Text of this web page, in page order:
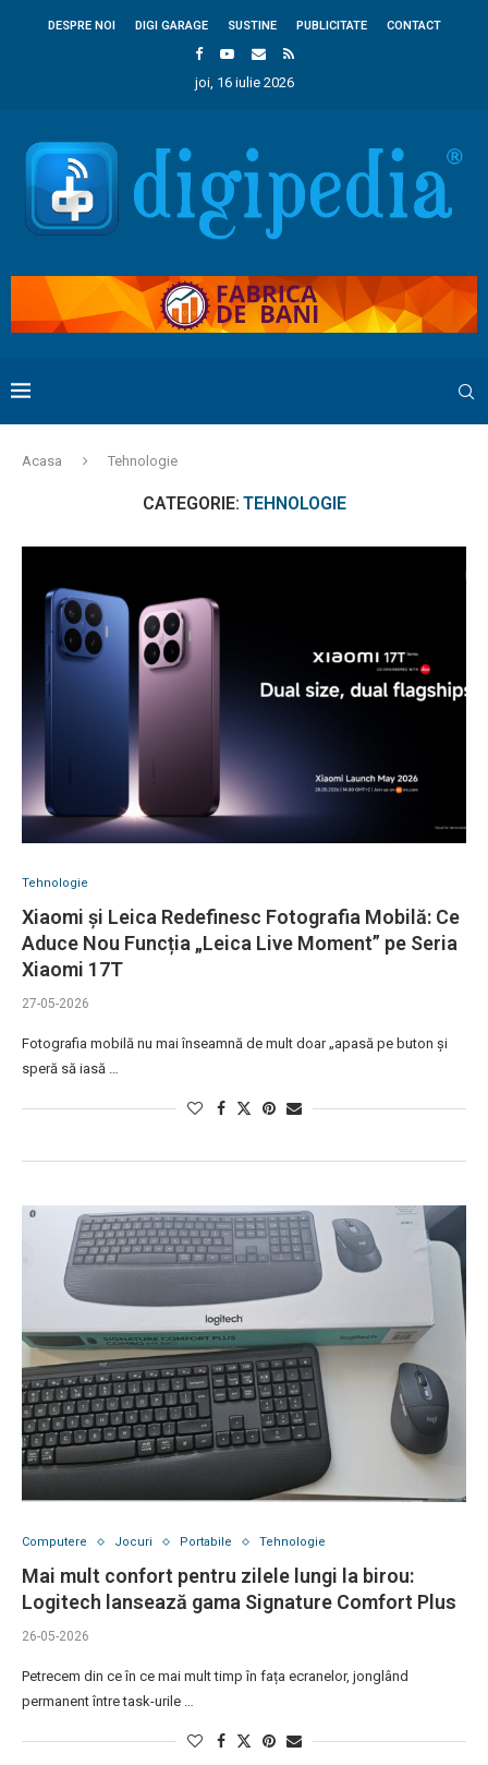
DESPRE NOI DIGI GARAGE SUSTINE PUBLICITATE CONTACT
joi, 16 iulie 2026
Acasa Tehnologie
CATEGORIE: TEHNOLOGIE
Tehnologie
Xiaomi și Leica Redefinesc Fotografia Mobilă: Ce
Aduce Nou Funcția „Leica Live Moment” pe Seria
Xiaomi 17T
27-05-2026
Fotografia mobilă nu mai înseamnă de mult doar „apasă pe buton și
speră să iasă …
Computere Jocuri Portabile Tehnologie
Mai mult confort pentru zilele lungi la birou:
Logitech lansează gama Signature Comfort Plus
26-05-2026
Petrecem din ce în ce mai mult timp în fața ecranelor, jonglând
permanent între task-urile …